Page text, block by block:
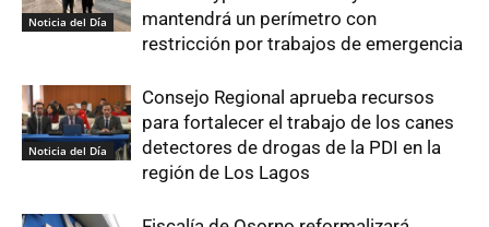
Noticia del Día
mantendrá un perímetro con
restricción por trabajos de emergencia
Noticia del Día
Consejo Regional aprueba recursos
para fortalecer el trabajo de los canes
detectores de drogas de la PDI en la
región de Los Lagos